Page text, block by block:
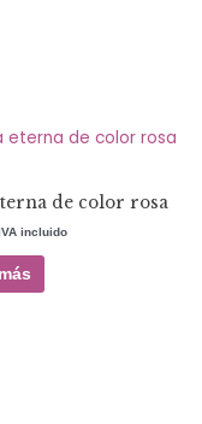
de color rosa
incluido